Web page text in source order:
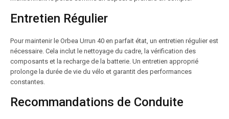
Entretien Régulier
Pour maintenir le Orbea Urrun 40 en parfait état, un entretien régulier est
nécessaire. Cela inclut le nettoyage du cadre, la vérification des
composants et la recharge de la batterie. Un entretien approprié
prolonge la durée de vie du vélo et garantit des performances
constantes.
Recommandations de Conduite